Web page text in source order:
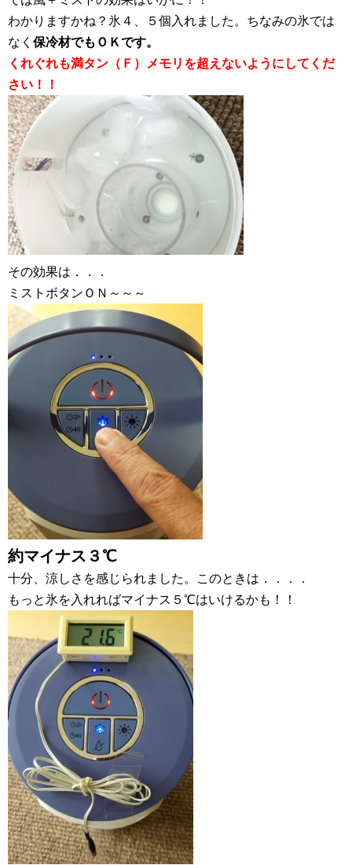
わかりますかね？氷４、５個入れました。ちなみの氷では
なく 保冷材でもＯＫです。
くれぐれも満タン（Ｆ）メモリを超えないようにしてくだ
さい！！
その効果は．．．
ミストボタンＯＮ～～～
約マイナス３℃
十分、涼しさを感じられました。このときは．．．．
もっと氷を入れればマイナス５℃はいけるかも！！